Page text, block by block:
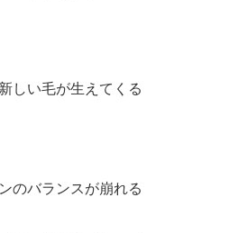
しい毛が生えてくる
のバランスが崩れる